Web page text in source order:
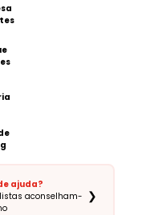
ajuda?
aconselham- ❯